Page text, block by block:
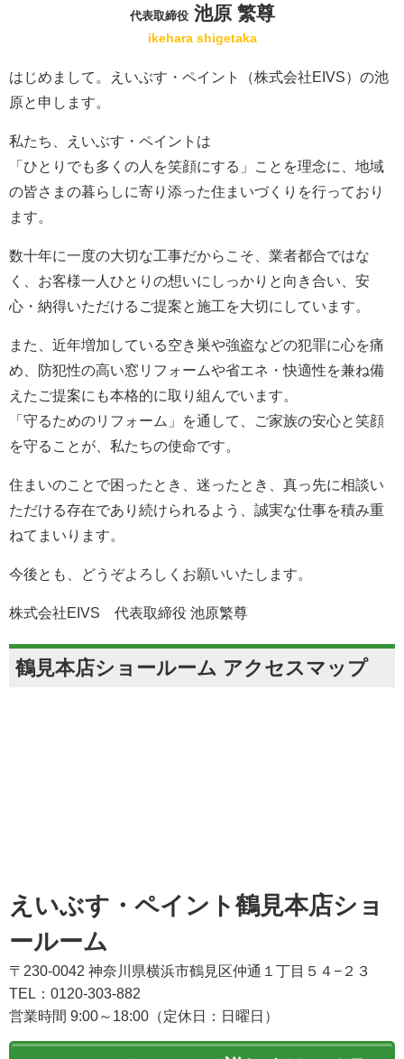
代表取締役池原 繁尊
ikehara shigetaka
はじめまして。えいぶす・ペイント（株式会社EIVS）の池
原と申します。
私たち、えいぶす・ペイントは
「ひとりでも多くの人を笑顔にする」ことを理念に、地域
の皆さまの暮らしに寄り添った住まいづくりを行っており
ます。
数十年に一度の大切な工事だからこそ、業者都合ではな
く、お客様一人ひとりの想いにしっかりと向き合い、安
心・納得いただけるご提案と施工を大切にしています。
また、近年増加している空き巣や強盗などの犯罪に心を痛
め、防犯性の高い窓リフォームや省エネ・快適性を兼ね備
えたご提案にも本格的に取り組んでいます。
「守るためのリフォーム」を通して、ご家族の安心と笑顔
を守ることが、私たちの使命です。
住まいのことで困ったとき、迷ったとき、真っ先に相談い
ただける存在であり続けられるよう、誠実な仕事を積み重
ねてまいります。
今後とも、どうぞよろしくお願いいたします。
株式会社EIVS 代表取締役 池原繁尊
鶴見本店ショールーム アクセスマップ
えいぶす・ペイント鶴見本店ショ
ールーム
〒230-0042 神奈川県横浜市鶴見区仲通１丁目５４−２３
TEL：0120-303-882
営業時間 9:00～18:00（定休日：日曜日）